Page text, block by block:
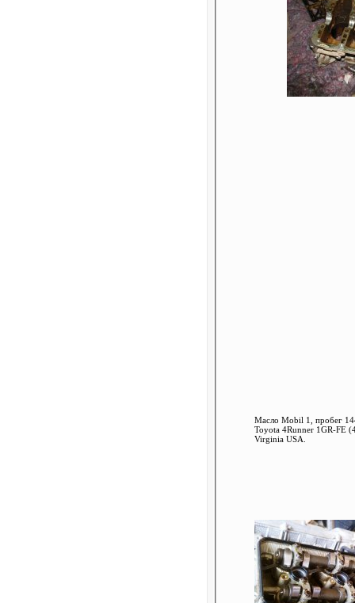
Масло Mobil 1, пробег
Toyota 4Runner 1GR-FE
Virginia USA.